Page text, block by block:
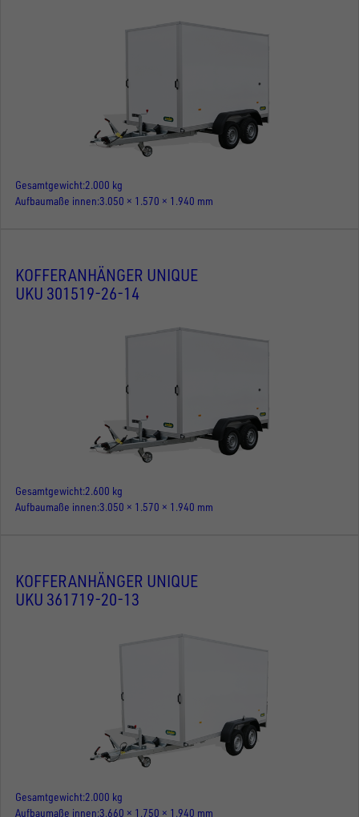
Gesamtgewicht 2.000 kg
Aufbaumaße innen 3.050 × 1.570 × 1.940 mm
KOFFERANHÄNGER UNIQUE
UKU 301519-26-14
Gesamtgewicht 2.600 kg
Aufbaumaße innen 3.050 × 1.570 × 1.940 mm
KOFFERANHÄNGER UNIQUE
UKU 361719-20-13
Gesamtgewicht 2.000 kg
Aufbaumaße innen 3.660 × 1.750 × 1.940 mm